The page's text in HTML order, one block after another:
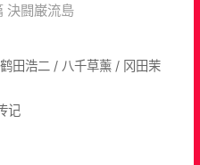
決闘巌流島
田浩二 / 八千草薰 / 冈田茉
记